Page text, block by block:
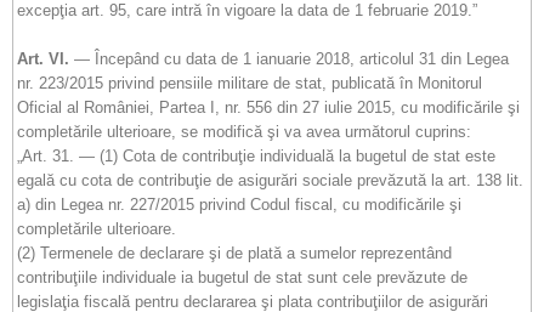
excepţia art. 95, care intră în vigoare la data de 1 februarie 2019.”
Art. VI. — Începând cu data de 1 ianuarie 2018, articolul 31 din Legea
nr. 223/2015 privind pensiile militare de stat, publicată în Monitorul
Oficial al României, Partea I, nr. 556 din 27 iulie 2015, cu modificările şi
completările ulterioare, se modifică şi va avea următorul cuprins:
„Art. 31. — (1) Cota de contribuţie individuală la bugetul de stat este
egală cu cota de contribuţie de asigurări sociale prevăzută la art. 138 lit.
a) din Legea nr. 227/2015 privind Codul fiscal, cu modificările şi
completările ulterioare.
(2) Termenele de declarare şi de plată a sumelor reprezentând
contribuţiile individuale ia bugetul de stat sunt cele prevăzute de
legislaţia fiscală pentru declararea şi plata contribuţiilor de asigurări